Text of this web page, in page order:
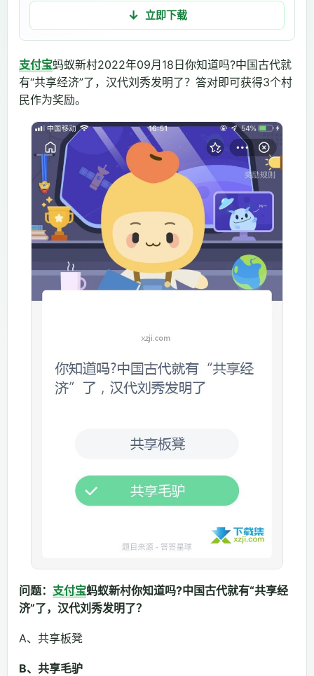
立即下载
支付宝蚂蚁新村2022年09月18日你知道吗?中国古代就
有“共享经济”了，汉代刘秀发明了？答对即可获得3个村
民作为奖励。
问题： 支付宝蚂蚁新村你知道吗?中国古代就有“共享经
济”了，汉代刘秀发明了？
A、共享板凳
B、共享毛驴